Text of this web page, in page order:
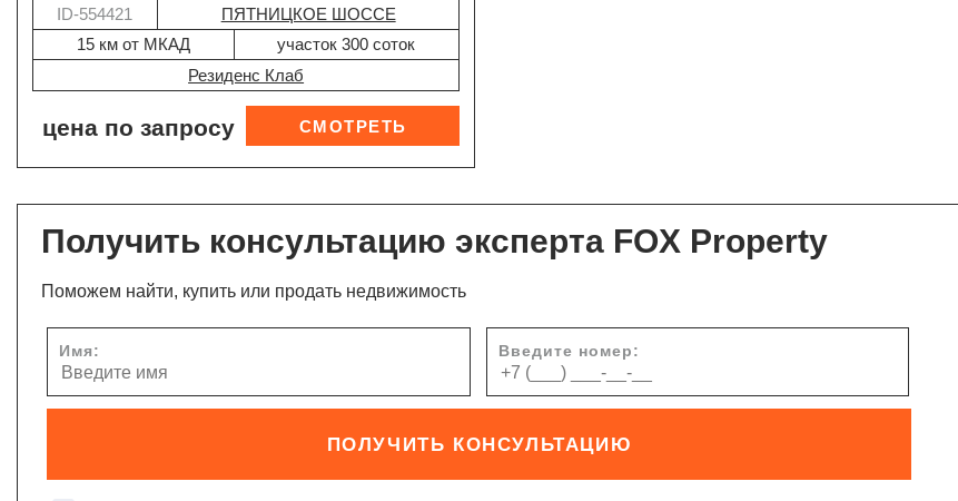
ID-554421
ПЯТНИЦКОЕ ШОССЕ
15 км от МКАД
участок 300 соток
Резиденс Клаб
цена по запросу
Получить консультацию эксперта FOX Property
Поможем найти, купить или продать недвижимость
Имя: Введите номер:
ПОЛУЧИТЬ КОНСУЛЬТАЦИЮ